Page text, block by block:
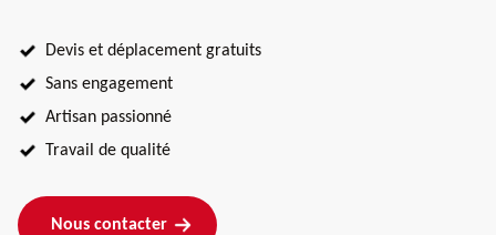
Devis et déplacement gratuits
Sans engagement
Artisan passionné
Travail de qualité
Nous contacter